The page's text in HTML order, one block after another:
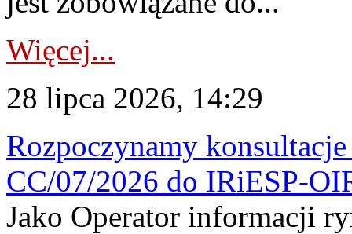
Więcej...
28 lipca 2026, 14:29
Rozpoczynamy
CC/07/2026 do IRiESP-
Jako Operator informacji